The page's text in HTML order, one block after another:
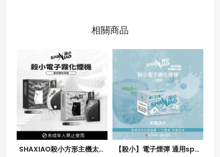
相關商品
SHAXIAO殺小方形主機太極主機方形霧化桿 【殺小】電子煙彈 通用sp2s lana relx一代 殺小煙彈 殺小霧化倉